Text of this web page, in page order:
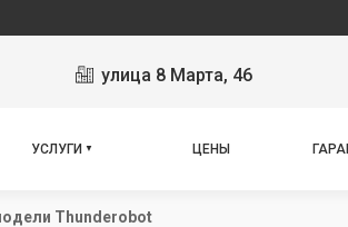
улица 8 Марта, 46
УСЛУГИ ЦЕНЫ
Thunderobot